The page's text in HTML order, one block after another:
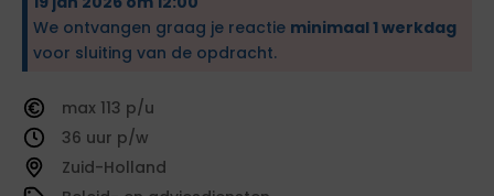
We ontvangen graag je reactie minimaal 1 werkdag
voor sluiting van de opdracht.
113
36
Zuid-Holland